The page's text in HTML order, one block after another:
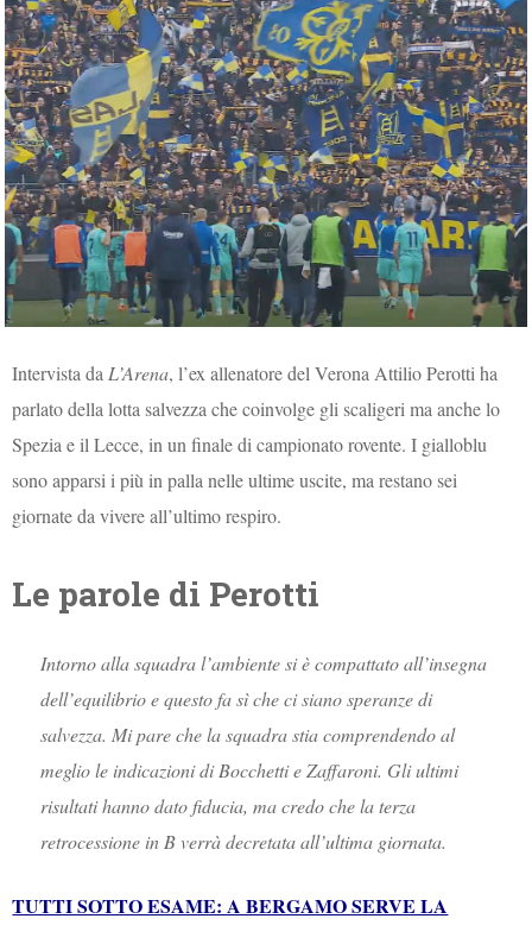
Intervista da L’Arena, l’ex allenatore del Verona Attilio Perotti ha
parlato della lotta salvezza che coinvolge gli scaligeri ma anche lo
Spezia e il Lecce, in un finale di campionato rovente. I gialloblu
sono apparsi i più in palla nelle ultime uscite, ma restano sei
giornate da vivere all’ultimo respiro.
Le parole di Perotti
Intorno alla squadra l’ambiente si è compattato all’insegna
dell’equilibrio e questo fa sì che ci siano speranze di
salvezza. Mi pare che la squadra stia comprendendo al
meglio le indicazioni di Bocchetti e Zaffaroni. Gli ultimi
risultati hanno dato fiducia, ma credo che la terza
retrocessione in B verrà decretata all’ultima giornata.
TUTTI SOTTO ESAME: A BERGAMO SERVE LA